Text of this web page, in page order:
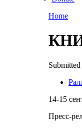
Home
14-15
Пресс-